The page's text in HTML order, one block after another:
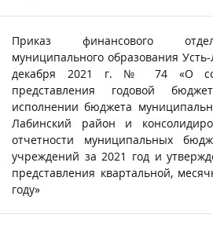
Приказ финансового
муниципального образования
декабря 2021 г. № 74 «О
представления годовой
исполнении бюджета
Лабинский район и
отчетности муниципальных
учреждений за 2021 год и
представления квартальной,
году»